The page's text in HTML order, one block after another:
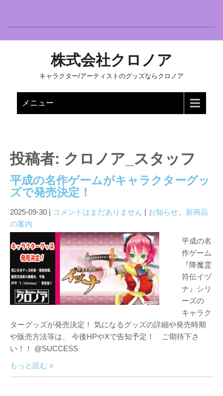
株式会社クロノア
キャラクター/アーティストのグッズならクロノア
メニュー
投稿者: クロノア_スタッフ
平成の名作ゲームがキャラクターグッ
ズで発売決定！
2025-09-30 | コメントはまだありません | お知らせ
新商品
の案内
平成の名
作ゲーム
『降魔霊
符伝イヅ
ナ』シリ
ーズの
キャラク
ターグッズが発売決定！ 気になるグッズの詳細や発売時期
や販売方法等は、 今後HPやXで告知予定！ ご期待下さ
い！！ @SUCCESS
もっと読む »